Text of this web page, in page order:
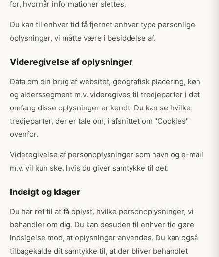
for, hvornår informationer slettes.
Du kan til enhver tid få fjernet enhver type personlige
oplysninger, vi måtte være i besiddelse af.
Videregivelse af oplysninger
Data om din brug af websitet, geografisk placering, køn
og alderssegment m.v. videregives til tredjeparter i det
omfang disse oplysninger er kendt. Du kan se hvilke
tredjeparter, der er tale om, i afsnittet om "Cookies"
ovenfor.
Videregivelse af personoplysninger som navn og e-mail
m.v. vil kun ske, hvis du giver samtykke til det.
Indsigt og klager
Du har ret til at få oplyst, hvilke personoplysninger, vi
behandler om dig. Du kan desuden til enhver tid gøre
indsigelse mod, at oplysninger anvendes. Du kan også
tilbagekalde dit samtykke til, at der bliver behandlet